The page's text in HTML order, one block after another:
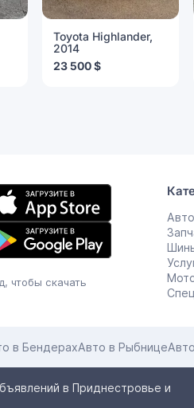
Toyota Highlander,
2014
23 500 $
чтобы скачать
Авто
в БендерахАвто в Рыбнице
в Приднестровье и